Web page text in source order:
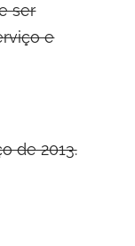
ser
e
de 2013.